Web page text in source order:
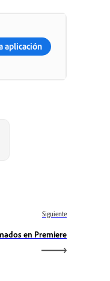
aplicación
Siguiente
en Premiere